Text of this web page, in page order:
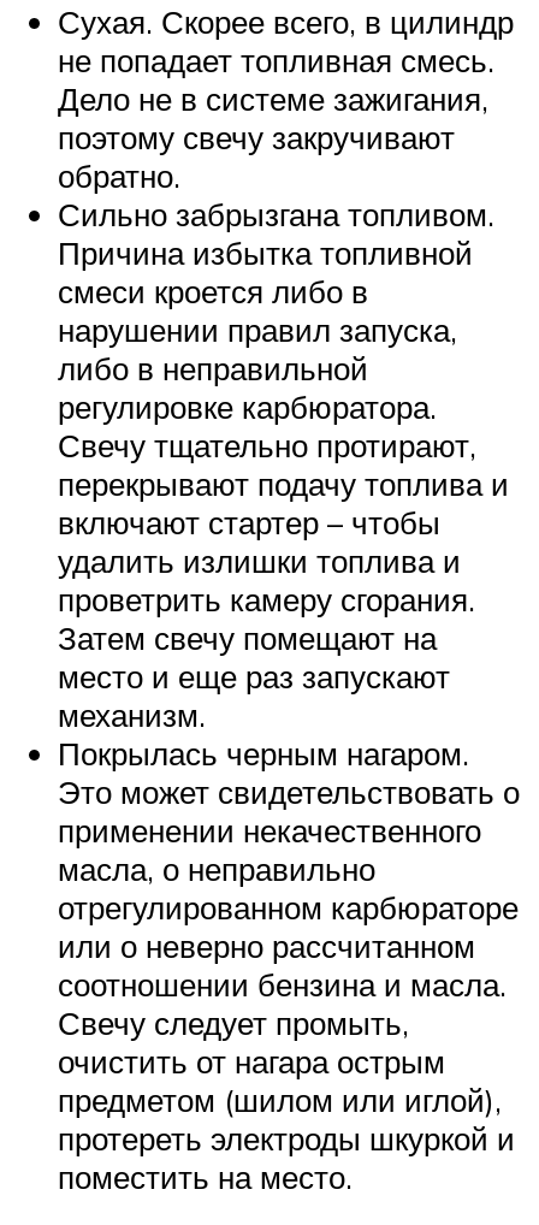
Сухая. Скорее всего, в цилиндр
не попадает топливная смесь.
Дело не в системе зажигания,
поэтому свечу закручивают
обратно.
Сильно забрызгана топливом.
Причина избытка топливной
смеси кроется либо в
нарушении правил запуска,
либо в неправильной
регулировке карбюратора.
Свечу тщательно протирают,
перекрывают подачу топлива и
включают стартер – чтобы
удалить излишки топлива и
проветрить камеру сгорания.
Затем свечу помещают на
место и еще раз запускают
механизм.
Покрылась черным нагаром.
Это может свидетельствовать о
применении некачественного
масла, о неправильно
отрегулированном карбюраторе
или о неверно рассчитанном
соотношении бензина и масла.
Свечу следует промыть,
очистить от нагара острым
предметом (шилом или иглой),
протереть электроды шкуркой и
поместить на место.